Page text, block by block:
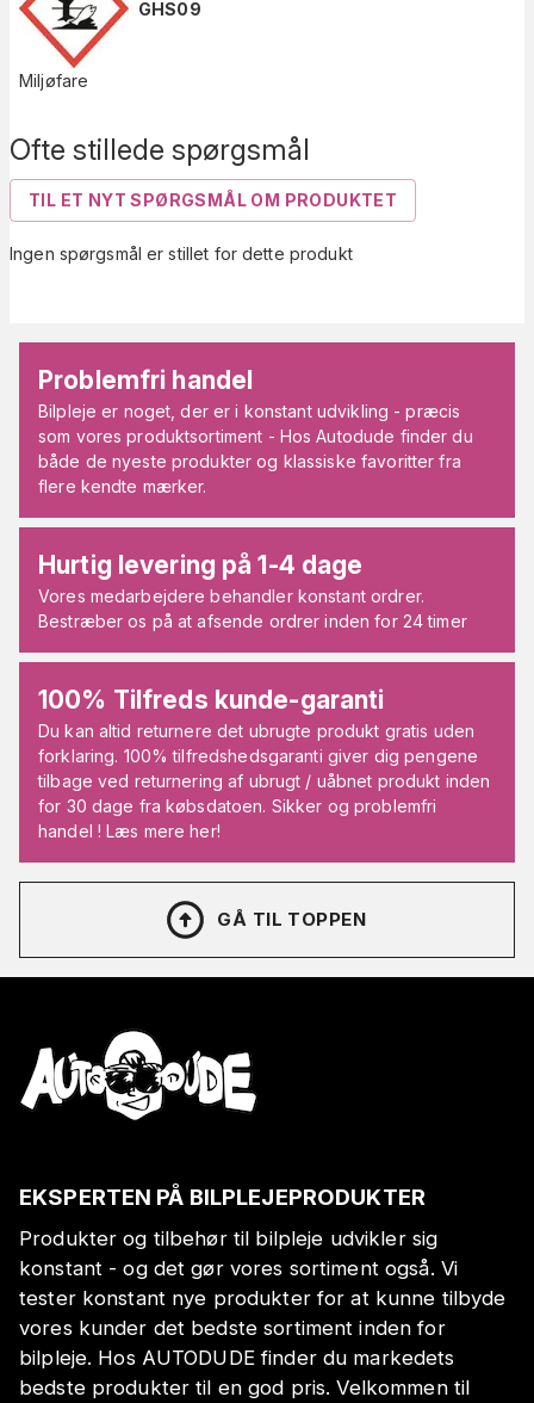
Ofte stillede spørgsmål
TIL ET NYT SPØRGSMÅL OM PRODUKTET
Ingen spørgsmål er stillet for dette produkt
GHS09
Miljøfare
Problemfri handel
Bilpleje er noget, der er i konstant udvikling - præcis
som vores produktsortiment - Hos Autodude finder du
både de nyeste produkter og klassiske favoritter fra
flere kendte mærker.
Hurtig levering på 1-4 dage
Vores medarbejdere behandler konstant ordrer.
Bestræber os på at afsende ordrer inden for 24 timer
100% Tilfreds kunde-garanti
Du kan altid returnere det ubrugte produkt gratis uden
forklaring. 100% tilfredshedsgaranti giver dig pengene
tilbage ved returnering af ubrugt / uåbnet produkt inden
for 30 dage fra købsdatoen. Sikker og problemfri
handel ! Læs mere her!
GÅ TIL TOPPEN
EKSPERTEN PÅ BILPLEJEPRODUKTER
Produkter og tilbehør til bilpleje udvikler sig
konstant - og det gør vores sortiment også. Vi
tester konstant nye produkter for at kunne tilbyde
vores kunder det bedste sortiment inden for
bilpleje. Hos AUTODUDE finder du markedets
bedste produkter til en god pris. Velkommen til